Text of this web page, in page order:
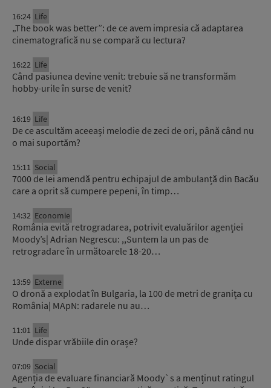
16:24 Life
„The book was better”: de ce avem impresia că adaptarea
cinematografică nu se compară cu lectura?
16:22 Life
Când pasiunea devine venit: trebuie să ne transformăm
hobby-urile în surse de venit?
16:19 Life
De ce ascultăm aceeași melodie de zeci de ori, până când nu
o mai suportăm?
15:11 Social
7000 de lei amendă pentru echipajul de ambulanță din Bacău
care a oprit să cumpere pepeni, în timp…
14:32 Economie
România evită retrogradarea, potrivit evaluărilor agenției
Moody’s| Adrian Negrescu: ,,Suntem la un pas de
retrogradare în următoarele 18-20…
13:59 Externe
O dronă a explodat în Bulgaria, la 100 de metri de granița cu
România| MApN: radarele nu au…
11:01 Life
Unde dispar vrăbiile din orașe?
07:09 Social
Agenția de evaluare financiară Moody`s a menținut ratingul